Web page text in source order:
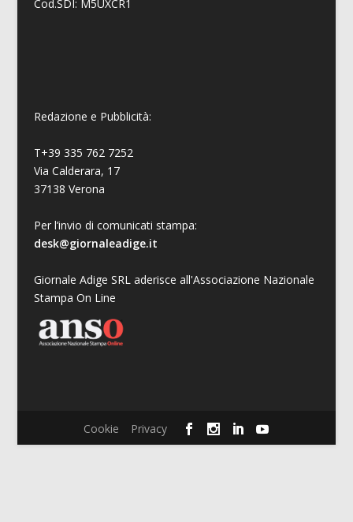
Cod.SDI: M5UXCR1
Redazione e Pubblicità:
T+39 335 762 7252
Via Calderara, 17
37138 Verona
Per l’invio di comunicati stampa:
desk@giornaleadige.it
Giornale Adige SRL aderisce all'Associazione Nazionale
Stampa On Line
Cookie Privacy